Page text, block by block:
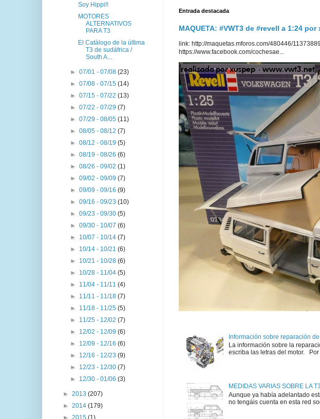
Entrada destacada
MAQUETA: #VWT3 de #revell a 1:24 por
link: http://maquetas.mforos.com/480446/
https://www.facebook.com/cochesae...
Información sobre reparación
La información sobre la
escriba las letras del motor. Por
MEDIDAS VARIAS SOBRE LA
Aunque ya había adelantado
no tengáis cuenta en esta red
Soy Hippi!!
MOTORES
ALTERNATIVOS
PARA T3
El Catálogo de la última
T3 de sudáfrica /
South A...
►07/01 - 07/08(23)
►07/08 - 07/15(14)
►07/15 - 07/22(13)
►07/22 - 07/29(7)
►07/29 - 08/05(11)
►08/05 - 08/12(7)
►08/12 - 08/19(5)
►08/19 - 08/26(6)
►08/26 - 09/02(1)
►09/02 - 09/09(7)
►09/09 - 09/16(9)
►09/16 - 09/23(10)
►09/23 - 09/30(5)
►09/30 - 10/07(6)
► 10/07 - 10/14(7)
► 10/14 - 10/21(6)
► 10/21 - 10/28(6)
► 10/28 - 11/04(5)
► 11/04 - 11/11(4)
► 11/11 - 11/18(7)
► 11/18 - 11/25(5)
► 11/25 - 12/02(7)
► 12/02 - 12/09(6)
► 12/09 - 12/16(6)
► 12/16 - 12/23(9)
► 12/23 - 12/30(7)
► 12/30 - 01/06(3)
► 2013 (207)
► 2014 (179)
► 2015 (1)